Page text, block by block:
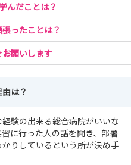
んだことは？
ったことは？
願いします
は？
験の出来る総合病院がいいな
に行った人の話を聞き、部署
りしているという所が決め手